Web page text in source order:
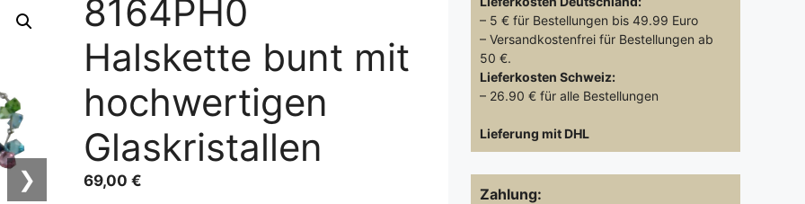
❯
8164PH0
Halskette bunt mit
hochwertigen
Glaskristallen
69,00€
– 5 € für Bestellungen bis 49.99 Euro
– Versandkostenfrei für Bestellungen ab
50 €.
Lieferkosten Schweiz:
– 26.90 € für alle Bestellungen
Lieferung mit DHL
Zahlung: